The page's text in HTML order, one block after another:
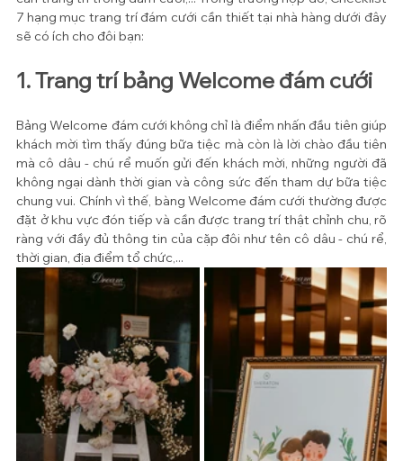
7 hạng mục trang trí đám cưới cần thiết tại nhà hàng dưới đây
sẽ có ích cho đôi bạn:
1. Trang trí bảng Welcome đám cưới
Bảng Welcome đám cưới không chỉ là điểm nhấn đầu tiên giúp
khách mời tìm thấy đúng bữa tiệc mà còn là lời chào đầu tiên
mà cô dâu - chú rể muốn gửi đến khách mời, những người đã
không ngại dành thời gian và công sức đến tham dự bữa tiệc
chung vui. Chính vì thế, bàng Welcome đám cưới thường được
đặt ở khu vực đón tiếp và cần được trang trí thật chỉnh chu, rõ
ràng với đầy đủ thông tin của cặp đôi như tên cô dâu - chú rể,
thời gian, địa điểm tổ chức,...